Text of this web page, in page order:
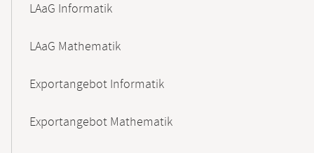
LAaG Informatik
LAaG Mathematik
Exportangebot Informatik
Exportangebot Mathematik